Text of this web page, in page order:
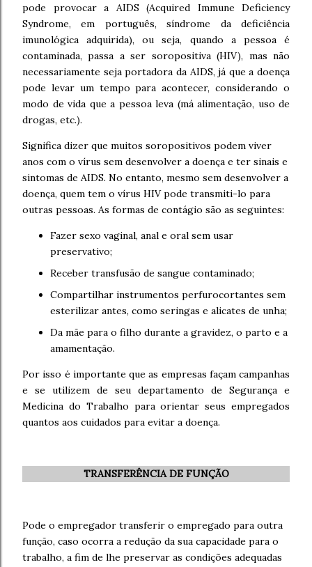
pode provocar a AIDS (Acquired Immune Deficiency
Syndrome, em português, síndrome da deficiência
imunológica adquirida), ou seja, quando a pessoa é
contaminada, passa a ser soropositiva (HIV), mas não
necessariamente seja portadora da AIDS, já que a doença
pode levar um tempo para acontecer, considerando o
modo de vida que a pessoa leva (má alimentação, uso de
drogas, etc.).
Significa dizer que muitos soropositivos podem viver
anos com o vírus sem desenvolver a doença e ter sinais e
sintomas de AIDS. No entanto, mesmo sem desenvolver a
doença, quem tem o vírus HIV pode transmiti-lo para
outras pessoas. As formas de contágio são as seguintes:
Fazer sexo vaginal, anal e oral sem usar
preservativo;
Receber transfusão de sangue contaminado;
Compartilhar instrumentos perfurocortantes sem
esterilizar antes, como seringas e alicates de unha;
Da mãe para o filho durante a gravidez, o parto e a
amamentação.
Por isso é importante que as empresas façam campanhas
e se utilizem de seu departamento de Segurança e
Medicina do Trabalho para orientar seus empregados
quantos aos cuidados para evitar a doença.
TRANSFERÊNCIA DE FUNÇÃO
Pode o empregador transferir o empregado para outra
função, caso ocorra a redução da sua capacidade para o
trabalho, a fim de lhe preservar as condições adequadas